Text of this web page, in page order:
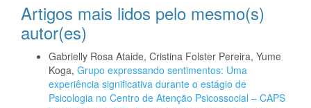
Artigos mais lidos pelo mesmo(s)
autor(es)
Gabrielly Rosa Ataide, Cristina Folster Pereira, Yume
Koga, Grupo expressando sentimentos: Uma
experiência significativa durante o estágio de
Psicologia no Centro de Atenção Psicossocial – CAPS